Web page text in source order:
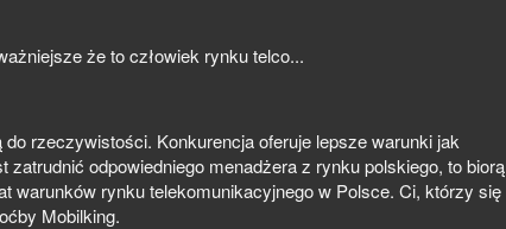
że to człowiek rynku telco...
rzeczywistości. Konkurencja oferuje lepsze warunki jak
odpowiedniego menadżera z rynku polskiego, to biorą
warunków rynku telekomunikacyjnego w Polsce. Ci, którzy się
Mobilking.